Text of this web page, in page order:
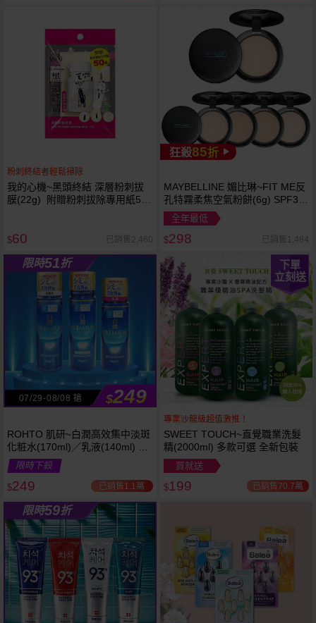
越多越
便宜
粉刺終結者輕鬆掃除
我的心機~黑頭終結 深層粉刺拔
膜(22g) 附贈粉刺拔除專用紙50
$60 已銷售2,460
狂殺85折
MAYBELLINE 媚比琳~FIT ME反
孔特霧柔焦空氣粉餅(6g) SPF32
PA+++ 款式可選 空氣小圓餅
全年最低
$298 已銷售1,484
限時51折
07/29-08/08 搶 $249
ROHTO 肌研~白潤高效集中淡斑
化粧水(170ml)／乳液(140ml) 款
式可選
限時下殺
$249 已銷售1.1萬
下單
立刻送
專業沙龍級超值激推！
SWEET TOUCH~直覺職業洗髮
精(2000ml) 多款可選 全新包裝
買就送
$199 已銷售70.7萬
限時59折